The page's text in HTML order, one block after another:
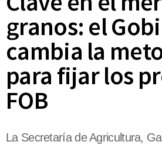
granos: el
cambia la
para fijar los
FOB
La Secretaría de Agricultura,